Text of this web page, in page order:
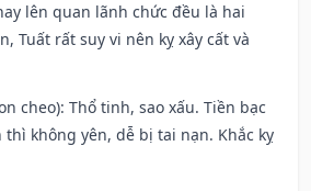
lên quan lãnh chức đều là hai
Tuất rất suy vi nên kỵ xây cất và
cheo): Thổ tinh, sao xấu. Tiền bạc
không yên, dễ bị tai nạn. Khắc kỵ